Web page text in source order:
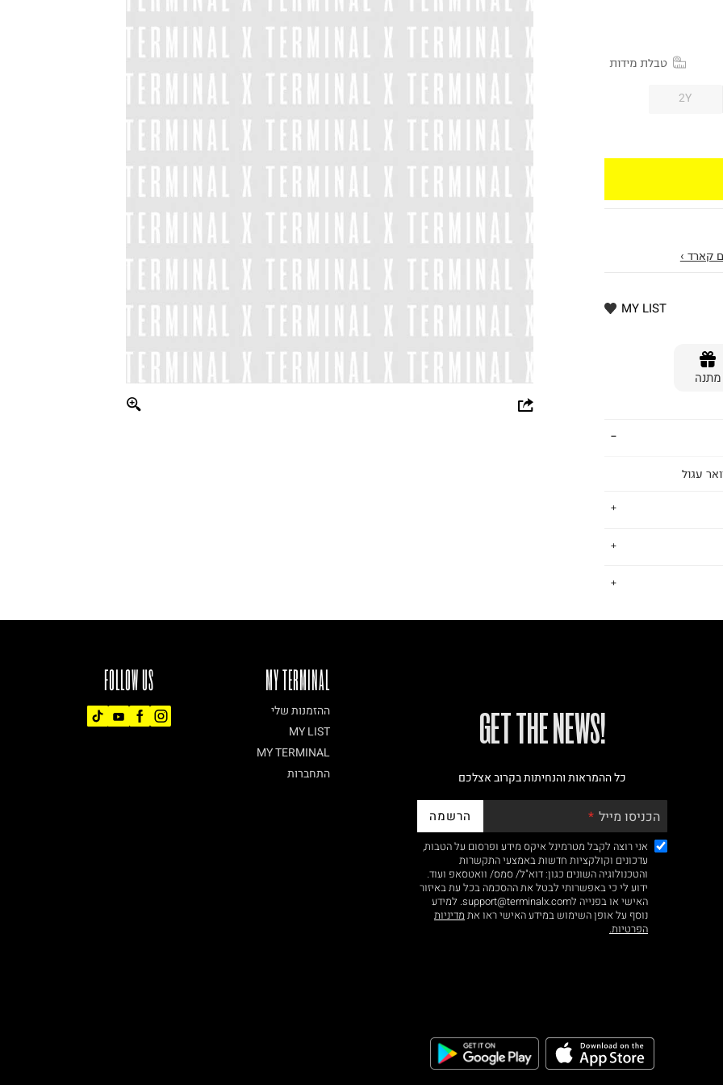
טבלת מידות
2Y
קארד ›
MY LIST
מתנה
עגול
על גבי החבילה
באתר בלבד
בלבד. לא ניתן
FOLLOW US MY TERMINAL
ההזמנות שלי
MY LIST
MY TERMINAL
התחברות
!GET THE NEWS
כל ההמראות והנחיתות בקרוב אצלכם
הכניסו מייל הרשמה
אני רוצה לקבל מטרמינל איקס מידע ופרסום על הטבות,
עדכונים וקולקציות חדשות באמצעי התקשרות
והטכנולוגיה השונים כגון: דוא"ל/ סמס/ וואטסאפ ועוד.
ידוע לי כי באפשרותי לבטל את ההסכמה בכל עת באיזור
האישי או בפנייה לsupport@terminalx.com. למידע
נוסף על אופן השימוש במידע האישי ראו את מדיניות
הפרטיות.